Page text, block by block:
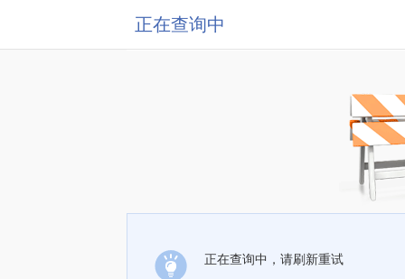
正在查询中
正在查询中，请刷新重试